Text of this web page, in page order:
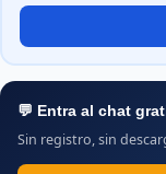
💬 Entra al chat
Sin registro, sin